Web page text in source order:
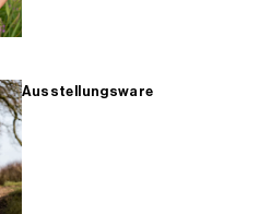
Ausstellungsware